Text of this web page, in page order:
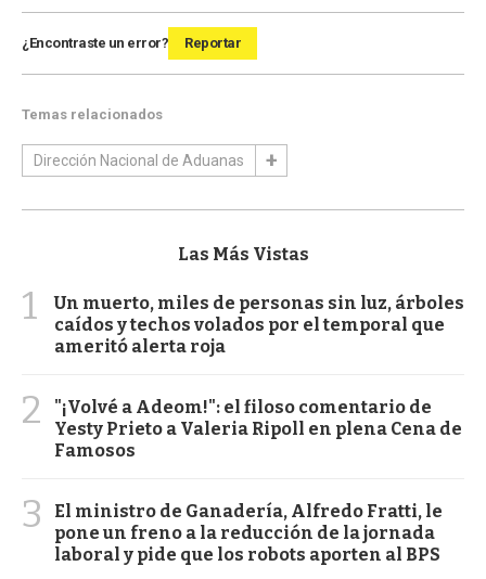
¿Encontraste un error? Reportar
Temas relacionados
Dirección Nacional de Aduanas
Las Más Vistas
1
Un muerto, miles de personas sin luz, árboles
caídos y techos volados por el temporal que
ameritó alerta roja
2
"¡Volvé a Adeom!": el filoso comentario de
Yesty Prieto a Valeria Ripoll en plena Cena de
Famosos
3
El ministro de Ganadería, Alfredo Fratti, le
pone un freno a la reducción de la jornada
laboral y pide que los robots aporten al BPS